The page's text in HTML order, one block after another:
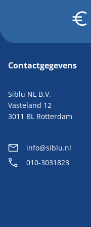
Contactgegevens
Siblu NL B.V.
Vasteland 12
3011 BL Rotterdam
info@siblu.nl
010-3031823